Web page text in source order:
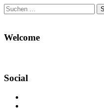
Suchen
nach:
Welcome
Social